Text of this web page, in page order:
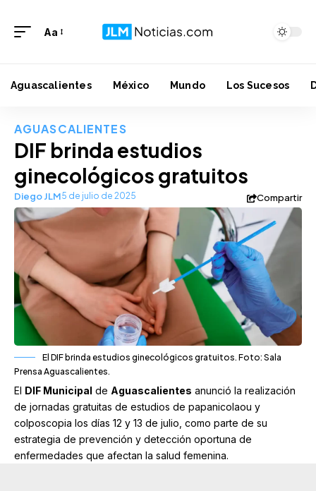
Aa
Aguascalientes México Mundo Los Sucesos
AGUASCALIENTES
DIF brinda estudios
ginecológicos gratuitos
Diego JLM5 de julio de 2025 Compartir
El DIF brinda estudios ginecológicos gratuitos. Foto: Sala
Prensa Aguascalientes.
El DIF Municipal de Aguascalientes anunció la realización
de jornadas gratuitas de estudios de papanicolaou y
colposcopia los días 12 y 13 de julio, como parte de su
estrategia de prevención y detección oportuna de
enfermedades que afectan la salud femenina.